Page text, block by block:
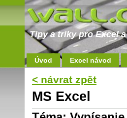
Tipy a triky pro Excel
Úvod Excel návod
< návrat zpět
MS Excel